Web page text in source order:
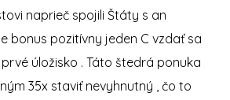
naprieč spojili Štáty s an
bonus pozitívny jeden C vzdať sa
úložisko . Táto štedrá ponuka
35x staviť nevyhnutný , čo to